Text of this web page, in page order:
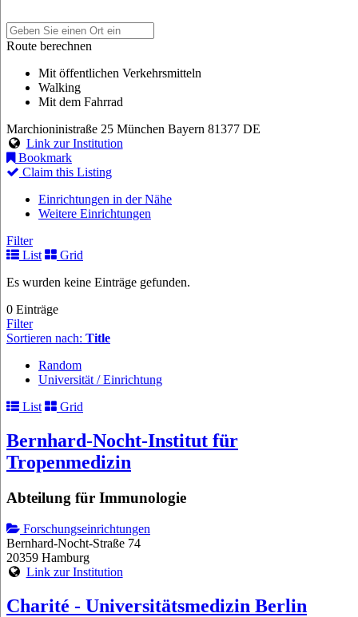
Route berechnen
Mit öffentlichen Verkehrsmitteln
Walking
Mit dem Fahrrad
Marchioninistraße 25 München Bayern 81377 DE
Link zur Institution
Bookmark
Claim this Listing
Einrichtungen in der Nähe
Weitere Einrichtungen
Filter
List
Grid
Es wurden keine Einträge gefunden.
0 Einträge
Filter
Sortieren nach: Title
Random
Universität / Einrichtung
List
Grid
Bernhard-Nocht-Institut für
Tropenmedizin
Abteilung für Immunologie
Forschungseinrichtungen
Bernhard-Nocht-Straße 74
20359 Hamburg
Link zur Institution
Charité - Universitätsmedizin Berlin